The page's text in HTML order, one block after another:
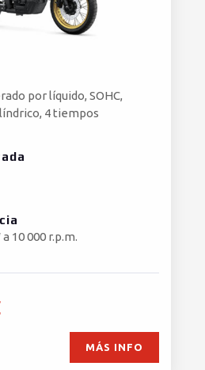
por líquido, SOHC,
4 tiempos
a 10 000 r.p.m.
MÁS INFO